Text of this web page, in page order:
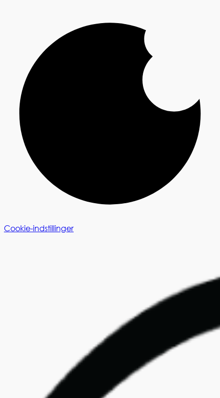
Cookie-indstillinger